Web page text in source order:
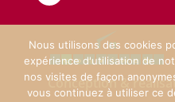
Conception &
Nous utilisons des cookies
expérience d'utilisation de
nos visites de façon
vous continuez à utiliser ce